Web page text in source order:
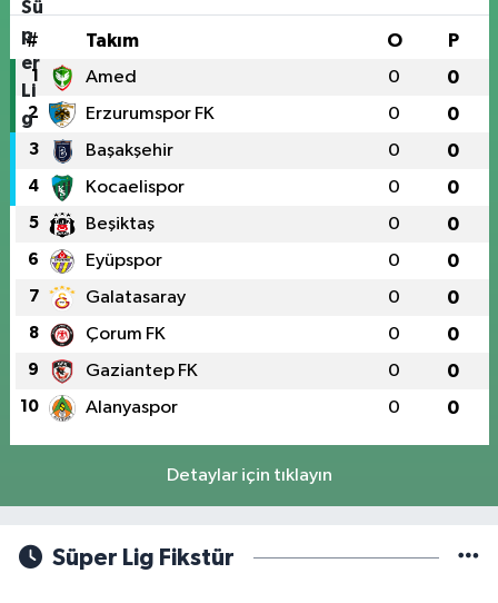
# Takım O P
1 Amed 0 0
2 Erzurumspor FK 0 0
3 Başakşehir 0 0
4 Kocaelispor 0 0
5 Beşiktaş 0 0
6 Eyüpspor 0 0
7 Galatasaray 0 0
8 Çorum FK 0 0
9 Gaziantep FK 0 0
10 Alanyaspor 0 0
Detaylar için tıklayın
Süper Lig Fikstür